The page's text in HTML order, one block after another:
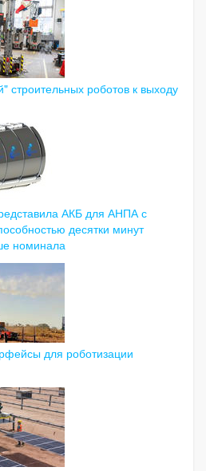
строительных роботов к выходу
АКБ для АНПА с
десятки минут
номинала
для роботизации